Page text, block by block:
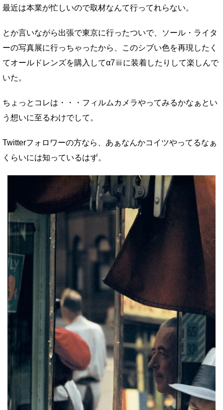
最近は本業が忙しいので取材なんて行ってれらない。
とか言いながら出張で東京に行ったついで、ソール・ライタ
ーの写真展に行っちゃったから、このシブい色を再現したく
てオールドレンズを購入してα7ⅲに装着したりして楽しんで
いた。
ちょっとコレは・・・フィルムカメラやってみるかなぁとい
う想いに至るわけでして。
Twitterフォロワーの方なら、あぁなんかコイツやってるなぁ
くらいには知っているはず。